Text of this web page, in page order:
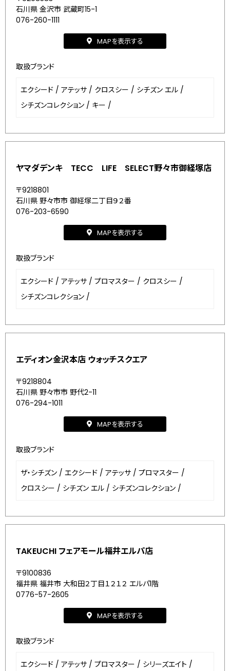
石川県 金沢市 武蔵町15-1
076-260-1111
MAPを表示する
取扱ブランド
エクシード / アテッサ / クロスシー / シチズン エル /
シチズンコレクション / キー /
ヤマダデンキ TECC LIFE SELECT野々市御経塚店
〒9218801
石川県 野々市市 御経塚二丁目９２番
076-203-6590
MAPを表示する
取扱ブランド
エクシード / アテッサ / プロマスター / クロスシー /
シチズンコレクション /
エディオン金沢本店 ウォッチスクエア
〒9218804
石川県 野々市市 野代2-11
076-294-1011
MAPを表示する
取扱ブランド
ザ・シチズン / エクシード / アテッサ / プロマスター /
クロスシー / シチズン エル / シチズンコレクション /
TAKEUCHI フェアモール福井エルパ店
〒9100836
福井県 福井市 大和田２丁目１２１２ エルパ1階
0776-57-2605
MAPを表示する
取扱ブランド
エクシード / アテッサ / プロマスター / シリーズエイト /